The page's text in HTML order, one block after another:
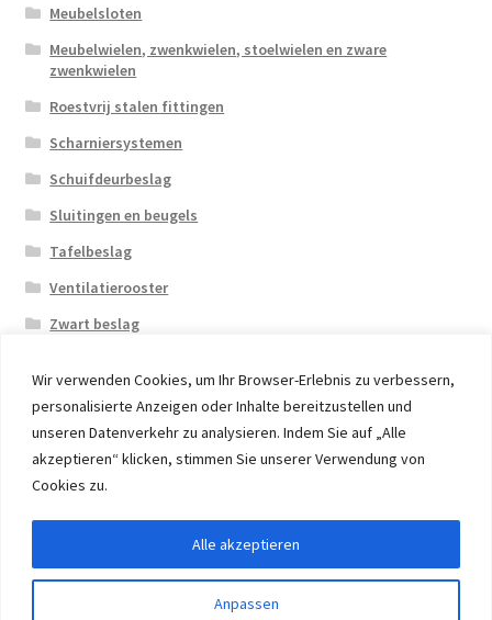
Wir verwenden Cookies, um Ihr Browser-Erlebnis zu verbessern,
personalisierte Anzeigen oder Inhalte bereitzustellen und
unseren Datenverkehr zu analysieren. Indem Sie auf „Alle
akzeptieren“ klicken, stimmen Sie unserer Verwendung von
Cookies zu.
Anpassen
Alle akzeptieren
Meubelsloten
Meubelwielen, zwenkwielen, stoelwielen en zware
zwenkwielen
Roestvrij stalen fittingen
Scharniersystemen
Schuifdeurbeslag
Sluitingen en beugels
Tafelbeslag
Ventilatierooster
Zwart beslag
© 2026 Eruon Trade UG, Germany, member of the ERUON